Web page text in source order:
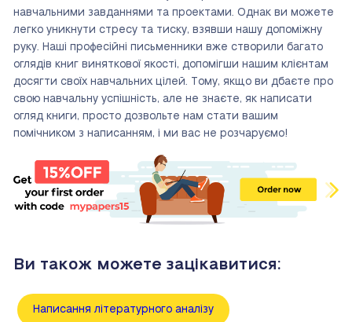
навчальними завданнями та проектами. Однак ви можете
легко уникнути стресу та тиску, взявши нашу допоміжну
руку. Наші професійні письменники вже створили багато
оглядів книг виняткової якості, допомігши нашим клієнтам
досягти своїх навчальних цілей. Тому, якщо ви дбаєте про
свою навчальну успішність, але не знаєте, як написати
огляд книги, просто дозвольте нам стати вашим
помічником з написанням, і ми вас не розчаруємо!
Ви також можете зацікавитися:
Написання літературного аналізу